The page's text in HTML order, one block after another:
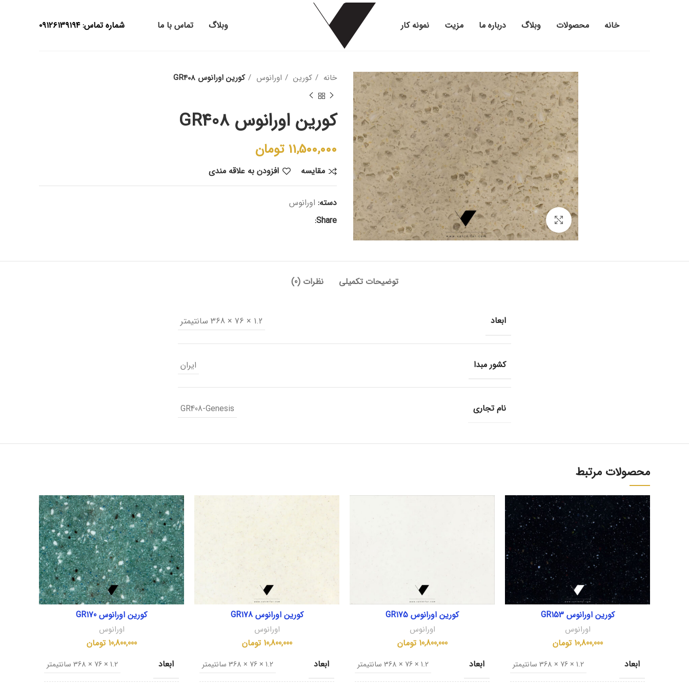
خانه محصولات وبلاگ درباره ما مزیت نمونه کار وبلاگ تماس با ما شماره تماس: ۰۹۱۲۶۱۳۹۱۹۴
بزرگنمایی تصویر
خانه کورین اورانوس کورین اورانوس GR408
کورین اورانوس GR408
11,500,000 تومان
مقایسه افزودن به علاقه مندی
دسته: اورانوس
Share:
توضیحات تکمیلی نظرات (0)
ابعاد 1.2 × 76 × 368 سانتیمتر
کشور مبدا ایران
نام تجاری GR408-Genesis
محصولات مرتبط
کورین اورانوس GR153
اورانوس
10,800,000 تومان
ابعاد
1.2 × 76 × 368 سانتیمتر
کورین اورانوس GR175
اورانوس
10,800,000 تومان
ابعاد
1.2 × 76 × 368 سانتیمتر
کورین اورانوس GR178
اورانوس
10,800,000 تومان
ابعاد
1.2 × 76 × 368 سانتیمتر
کورین اورانوس GR170
اورانوس
10,800,000 تومان
ابعاد
1.2 × 76 × 368 سانتیمتر